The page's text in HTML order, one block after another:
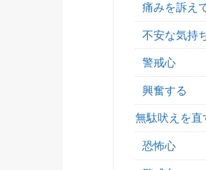
痛みを訴え
不安な気持
警戒心
興奮する
無駄吠えを直
恐怖心